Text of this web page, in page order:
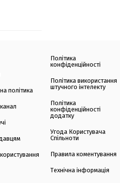
політика
Політика
конфіденційності
Політика використання
штучного інтелекту
Політика
конфіденційності
додатку
Угода Користувача
Спільноти
Правила коментування
Технічна інформація